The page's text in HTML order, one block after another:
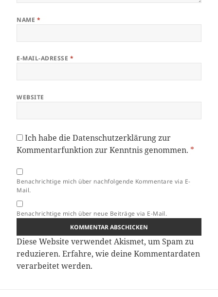
NAME *
E-MAIL-ADRESSE *
WEBSITE
Ich habe dieDatenschutzerklärungzur
Kommentarfunktion zur Kenntnis genommen. *
Benachrichtige mich über nachfolgende Kommentare via E-
Mail.
Benachrichtige mich über neue Beiträge via E-Mail.
Diese Website verwendet Akismet, um Spam zu
reduzieren.Erfahre, wie deine Kommentardaten
verarbeitet werden.